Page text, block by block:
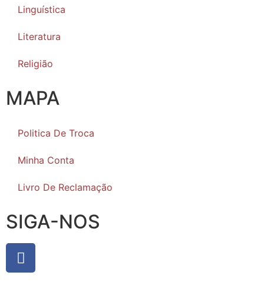
Linguística
Literatura
Religião
MAPA
Politica De Troca
Minha Conta
Livro De Reclamação
SIGA-NOS